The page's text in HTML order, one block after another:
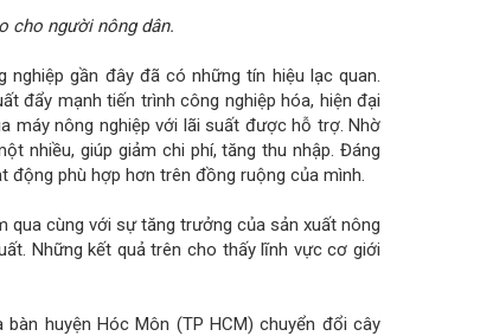
cho người nông dân.
gần đây đã có những tín hiệu lạc quan.
đẩy mạnh tiến trình công nghiệp hóa, hiện đại
máy nông nghiệp với lãi suất được hỗ trợ. Nhờ
nhiều, giúp giảm chi phí, tăng thu nhập. Đáng
phù hợp hơn trên đồng ruộng của mình.
qua cùng với sự tăng trưởng của sản xuất nông
Những kết quả trên cho thấy lĩnh vực cơ giới
huyện Hóc Môn (TP HCM) chuyển đổi cây